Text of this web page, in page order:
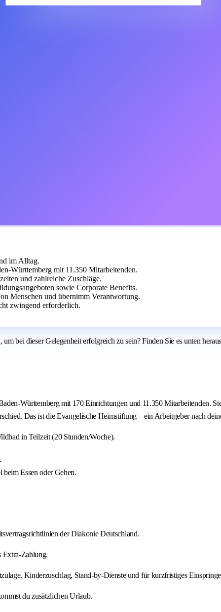
im Alltag.
Württemberg mit 11.350 Mitarbeitenden.
und zahlreiche Zuschläge.
sowie Corporate Benefits.
Menschen und übernimm Verantwortung.
zwingend erforderlich.
bei dieser Gelegenheit erfolgreich zu sein? Finden Sie es unten
Württemberg mit 170 Einrichtungen und 11.350 Mitarbeitenden.
Das ist die Evangelische Heimstiftung – ein Arbeitgeber nach
in Teilzeit (20 Stunden/Woche).
Essen oder Gehen.
der Diakonie Deutschland.
Extra-Zahlung.
Kinderzuschlag, Stand-by-Dienste und für kurzfristiges
du zusätzlichen Urlaub.